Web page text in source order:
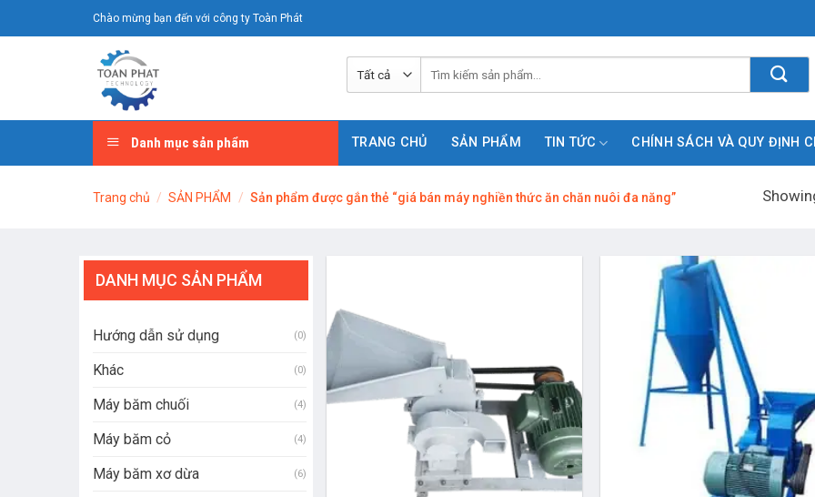
đến
Chào mừng bạn đến với công ty Toàn Phát
Danh mục sản phẩm TRANG CHỦ SẢN PHẨM TIN TỨC CHÍNH SÁCH VÀ QUY ĐỊNH
Trang chủ / SẢN PHẨM / Sản phẩm được gắn thẻ “giá bán máy nghiền thức ăn chăn nuôi đa năng”
DANH MỤC SẢN PHẨM
Hướng dẫn sử dụng (0)
Khác (0)
Máy băm chuối (4)
Máy băm cỏ (4)
Máy băm xơ dừa (6)